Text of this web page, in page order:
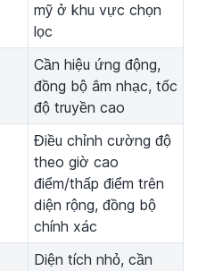
mỹ ở khu vực chọn
lọc
Cần hiệu ứng động,
đồng bộ âm nhạc, tốc
độ truyền cao
Điều chỉnh cường độ
theo giờ cao
điểm/thấp điểm trên
diện rộng, đồng bộ
chính xác
Diện tích nhỏ, cần